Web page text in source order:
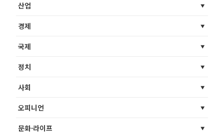
산업
경제
국제
정치
사회
오피니언
문화·라이프